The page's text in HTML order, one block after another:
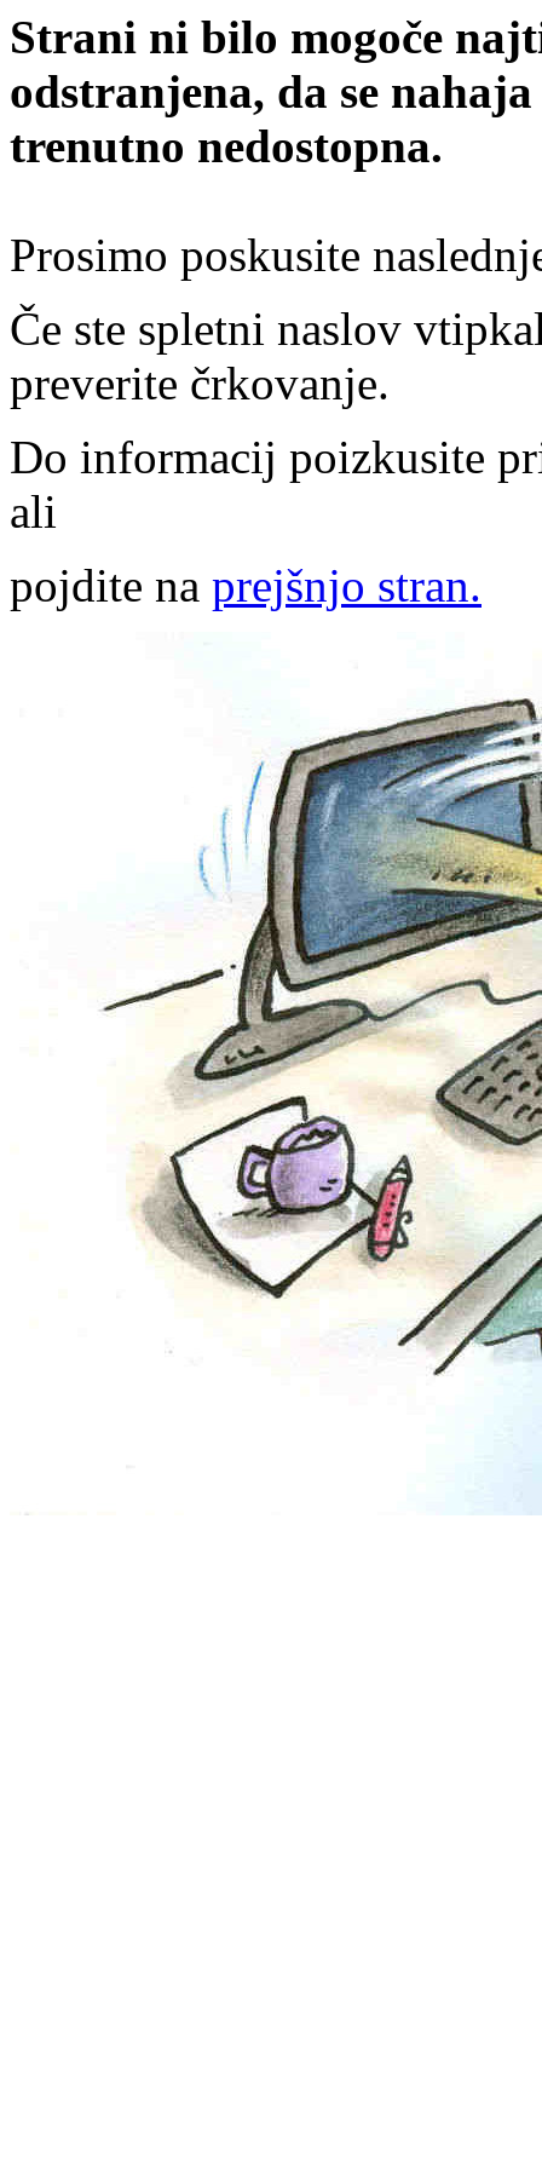
Strani ni bilo mogoče
odstranjena, da se
trenutno nedostopna.
Prosimo poskusite
Če ste spletni naslov
preverite črkovanje.
Do informacij poizkusite
ali
pojdite na prejšnjo stran.